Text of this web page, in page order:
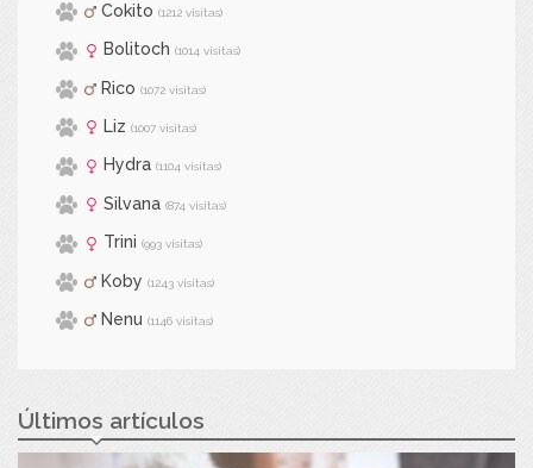
Cokito (1212 visitas)
Bolitoch (1014 visitas)
Rico (1072 visitas)
Liz (1007 visitas)
Hydra (1104 visitas)
Silvana (874 visitas)
Trini (993 visitas)
Koby (1243 visitas)
Nenu (1146 visitas)
Últimos artículos